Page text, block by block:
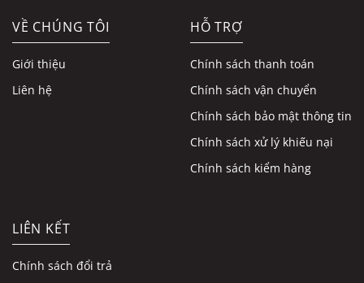
VỀ CHÚNG TÔI
Giới thiệu
Liên hệ
HỖ TRỢ
Chính sách thanh toán
Chính sách vận chuyển
Chính sách bảo mật thông tin
Chính sách xử lý khiếu nại
Chính sách kiểm hàng
LIÊN KẾT
Chính sách đổi trả